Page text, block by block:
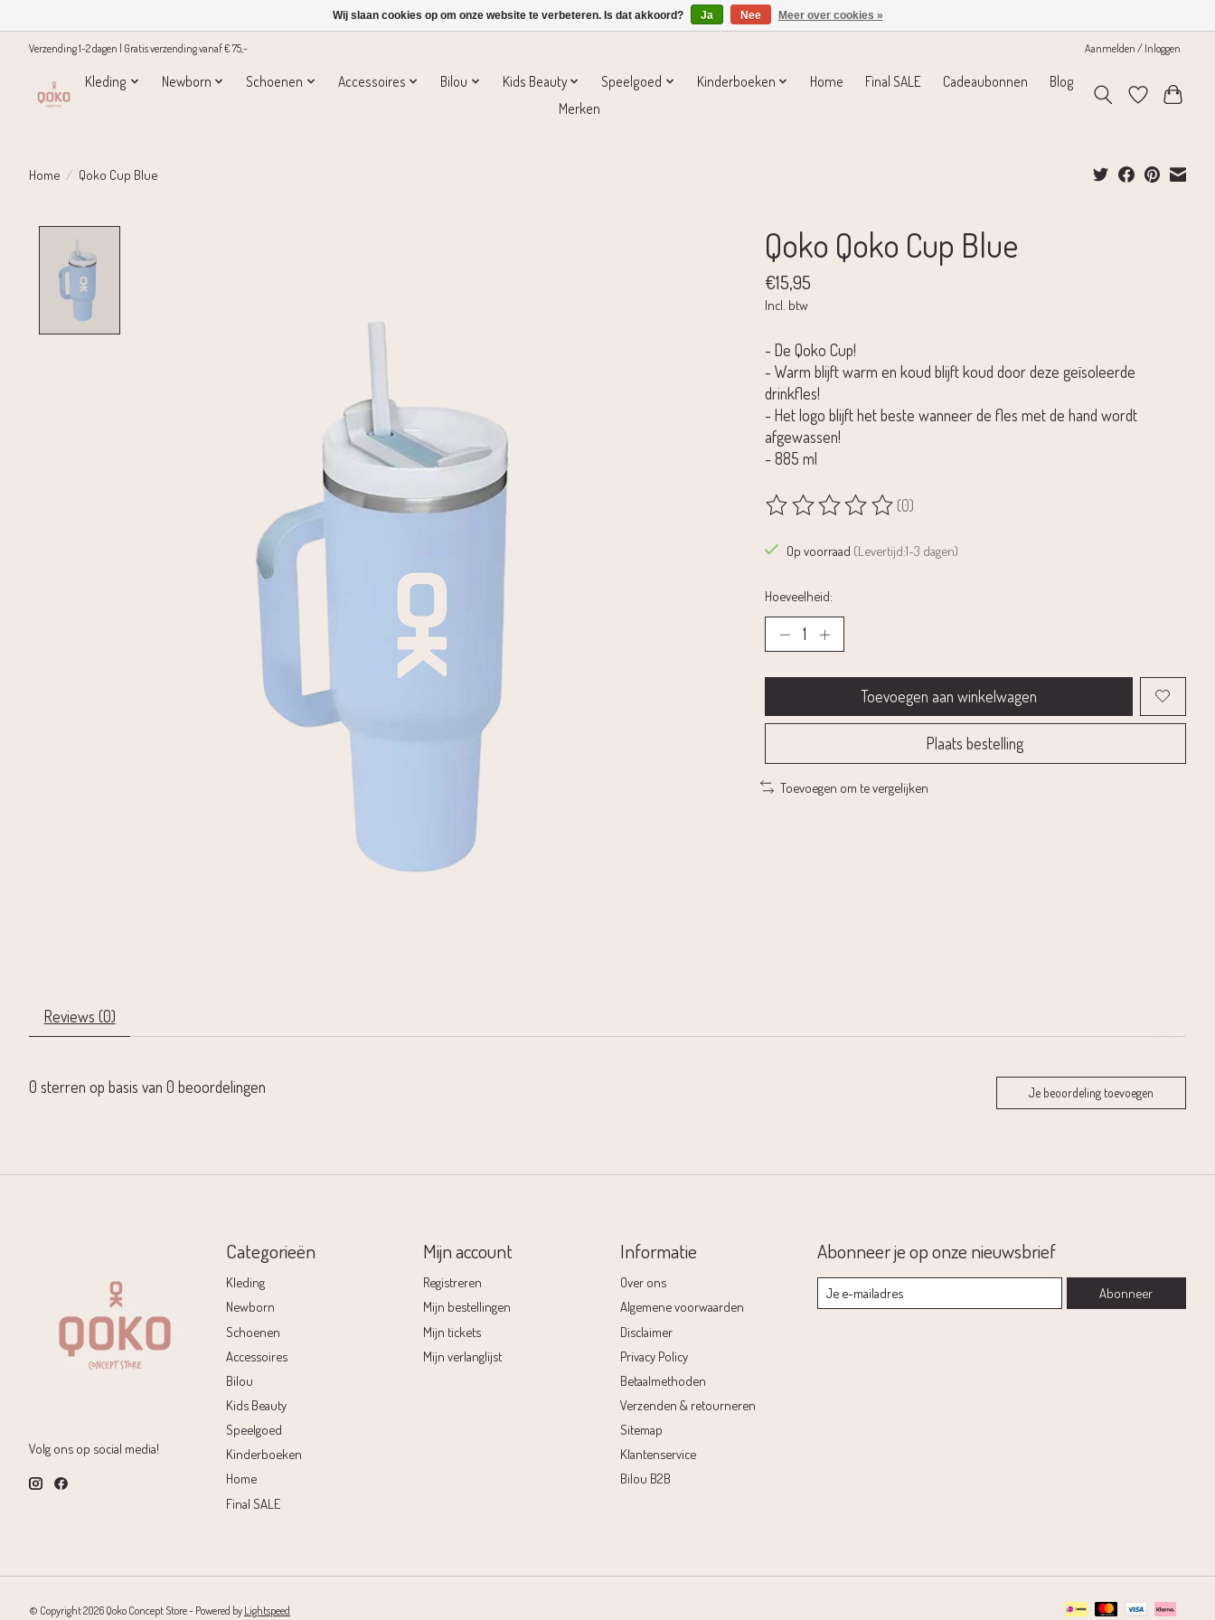
Verzending 1-2 dagen | Gratis verzending vanaf € 75,- Aanmelden / Inloggen
Kleding Newborn Schoenen Accessoires Bilou Kids Beauty Speelgoed Kinderboeken Home Final SALE Cadeaubonnen
Blog
Merken
Home / Qoko Cup Blue
Qoko Qoko Cup Blue
€15,95
Incl. btw
- De Qoko Cup!
- Warm blijft warm en koud blijft koud door deze geïsoleerde
drinkfles!
- Het logo blijft het beste wanneer de fles met de hand wordt
afgewassen!
- 885 ml
De beoordeling van dit product is
(0)
Op voorraad (Levertijd:1-3 dagen)
Hoeveelheid:
Toevoegen aan winkelwagen
Plaats bestelling
Toevoegen om te vergelijken
Reviews (0)
0 sterren op basis van 0 beoordelingen Je beoordeling toevoegen
Volg ons op social media!
Categorieën
Kleding
Newborn
Schoenen
Accessoires
Bilou
Kids Beauty
Speelgoed
Kinderboeken
Home
Final SALE
Mijn account
Registreren
Mijn bestellingen
Mijn tickets
Mijn verlanglijst
Informatie
Over ons
Algemene voorwaarden
Disclaimer
Privacy Policy
Betaalmethoden
Verzenden & retourneren
Sitemap
Klantenservice
Bilou B2B
Abonneer je op onze nieuwsbrief
Abonneer
© Copyright 2026 Qoko Concept Store - Powered byLightspeed
Wij slaan cookies op om onze website te verbeteren. Is dat akkoord? Ja Nee Meer over cookies »